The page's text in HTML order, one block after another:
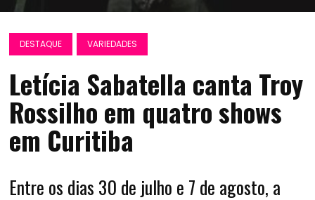
DESTAQUE VARIEDADES
Letícia Sabatella canta Troy
Rossilho em quatro shows
em Curitiba
Entre os dias 30 de julho e 7 de agosto, a